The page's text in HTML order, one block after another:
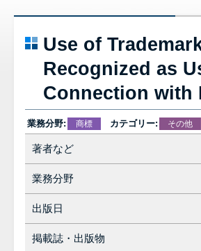
Use of
Recognized as
Connection with
業務分野: 商標 カテゴリー: その他
著者など
業務分野
出版日
掲載誌・出版物